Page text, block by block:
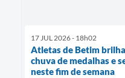
17 JUL 2026 - 18h02
Atletas de Betim
chuva de medalhas e
neste fim de semana